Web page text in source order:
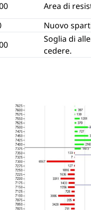
Area di
Nuovo
Soglia di
cedere.